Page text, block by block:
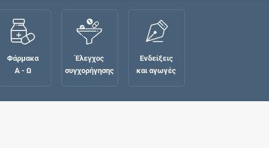
Φάρμακα
Α - Ω
Έλεγχος
συγχορήγησης
Ενδείξεις
και αγωγές